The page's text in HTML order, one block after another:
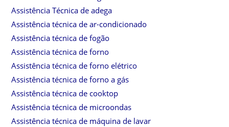
Assistência Técnica de adega
Assistência técnica de ar-condicionado
Assistência técnica de fogão
Assistência técnica de forno
Assistência técnica de forno elétrico
Assistência técnica de forno a gás
Assistência técnica de cooktop
Assistência técnica de microondas
Assistência técnica de máquina de lavar